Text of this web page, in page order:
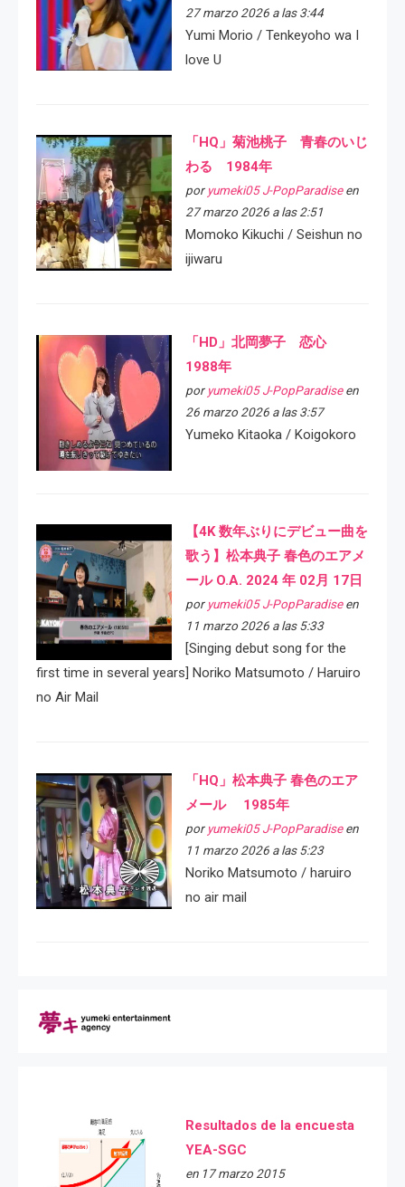
27 marzo 2026 a las 3:44
Yumi Morio / Tenkeyoho wa I
love U
「HQ」菊池桃子 青春のいじ
わる 1984年
por yumeki05 J-PopParadiseen
27 marzo 2026 a las 2:51
Momoko Kikuchi / Seishun no
ijiwaru
「HD」北岡夢子 恋心
1988年
por yumeki05 J-PopParadiseen
26 marzo 2026 a las 3:57
Yumeko Kitaoka / Koigokoro
【4K 数年ぶりにデビュー曲を
歌う】松本典子 春色のエアメ
ール O.A. 2024 年 02月 17日
por yumeki05 J-PopParadiseen
11 marzo 2026 a las 5:33
[Singing debut song for the
first time in several years] Noriko Matsumoto / Haruiro
no Air Mail
「HQ」松本典子 春色のエア
メール 1985年
por yumeki05 J-PopParadiseen
11 marzo 2026 a las 5:23
Noriko Matsumoto / haruiro
no air mail
Resultados de la encuesta
YEA-SGC
en 17 marzo 2015